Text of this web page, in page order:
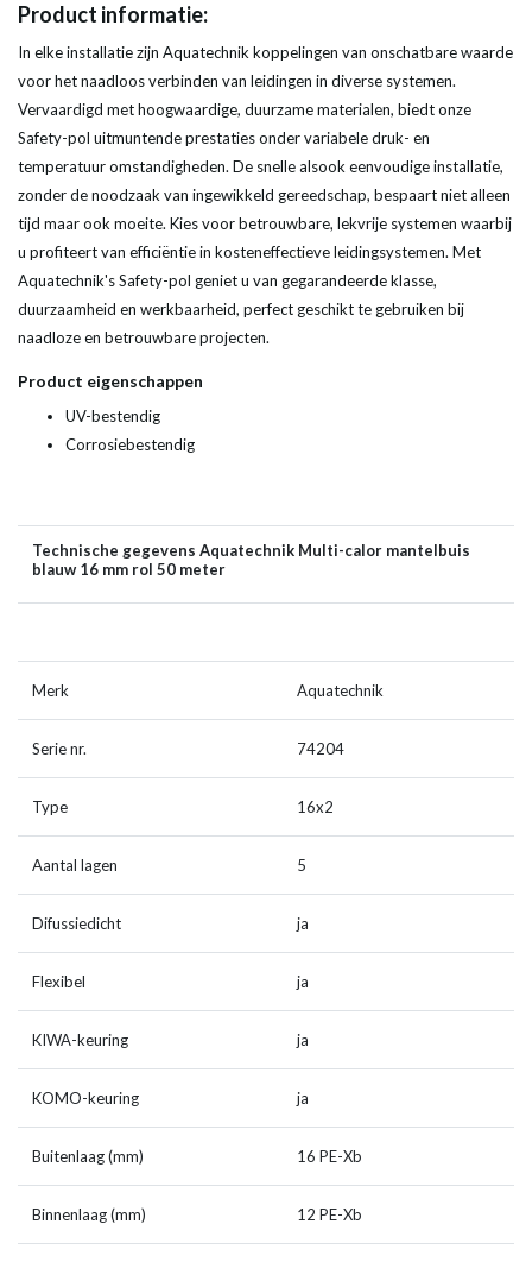
Product informatie:
In elke installatie zijn Aquatechnik koppelingen van onschatbare waarde
voor het naadloos verbinden van leidingen in diverse systemen.
Vervaardigd met hoogwaardige, duurzame materialen, biedt onze
Safety-pol uitmuntende prestaties onder variabele druk- en
temperatuur omstandigheden. De snelle alsook eenvoudige installatie,
zonder de noodzaak van ingewikkeld gereedschap, bespaart niet alleen
tijd maar ook moeite. Kies voor betrouwbare, lekvrije systemen waarbij
u profiteert van efficiëntie in kosteneffectieve leidingsystemen. Met
Aquatechnik's Safety-pol geniet u van gegarandeerde klasse,
duurzaamheid en werkbaarheid, perfect geschikt te gebruiken bij
naadloze en betrouwbare projecten.
Product eigenschappen
UV-bestendig
Corrosiebestendig
Technische gegevens Aquatechnik Multi-calor mantelbuis
blauw 16 mm rol 50 meter
Merk Aquatechnik
Serie nr. 74204
Type 16x2
Aantal lagen 5
Difussiedicht ja
Flexibel ja
KIWA-keuring ja
KOMO-keuring ja
Buitenlaag (mm) 16 PE-Xb
Binnenlaag (mm) 12 PE-Xb